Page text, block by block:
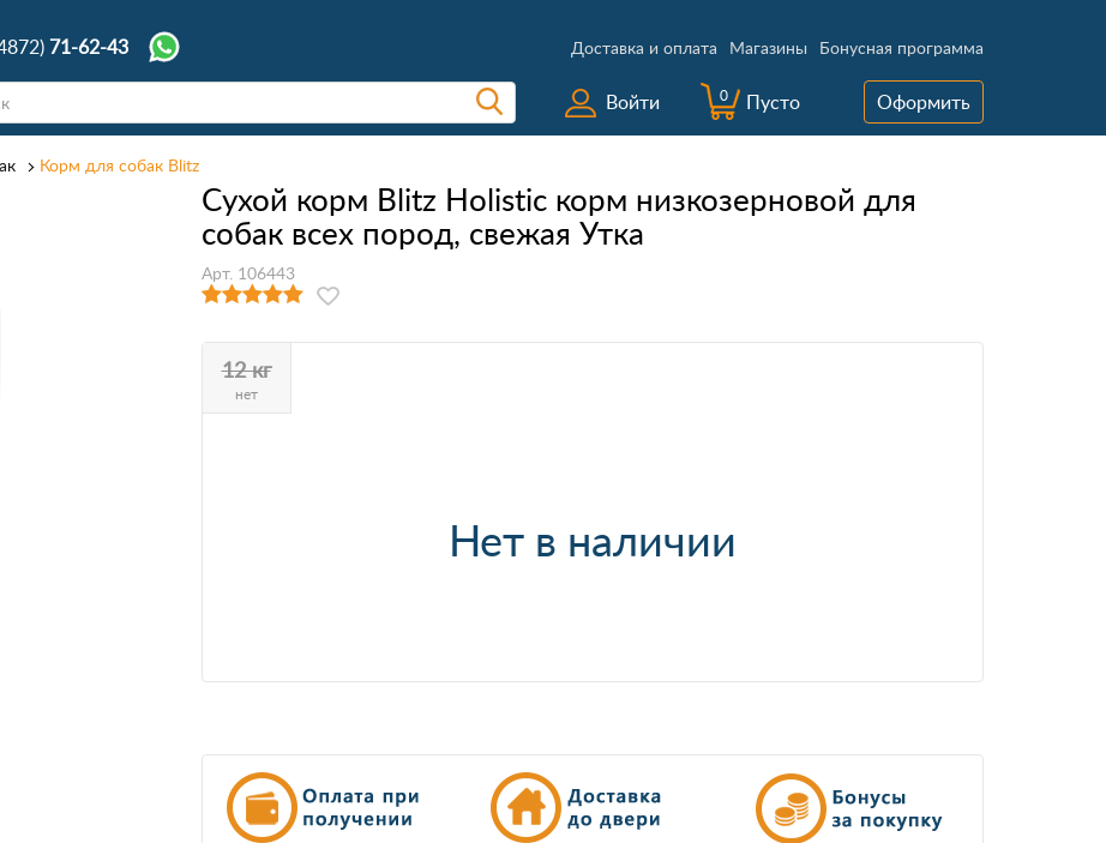
71-62-43 Доставка и оплата Магазины Бонусная программа
Войти 0 Пусто Оформить
Корм для собак Blitz
Сухой корм Blitz Holistic корм низкозерновой для
собак всех пород, свежая Утка
Арт. 106443
12 кг
нет
Нет в наличии